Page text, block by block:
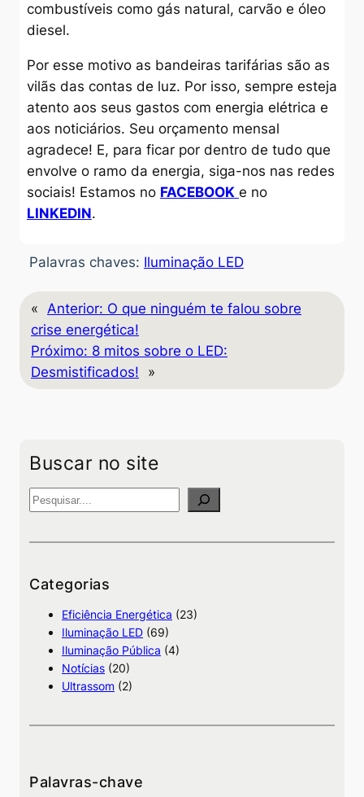
combustíveis como gás natural, carvão e óleo
diesel.
Por esse motivo as bandeiras tarifárias são as
vilãs das contas de luz. Por isso, sempre esteja
atento aos seus gastos com energia elétrica e
aos noticiários. Seu orçamento mensal
agradece! E, para ficar por dentro de tudo que
envolve o ramo da energia, siga-nos nas redes
sociais! Estamos no FACEBOOK e no
LINKEDIN.
Palavras chaves: Iluminação LED
« Anterior: O que ninguém te falou sobre
crise energética!
Próximo: 8 mitos sobre o LED:
Desmistificados!
»
Buscar no site
P
s
u
Categorias
Eficiência Energética (23)
Iluminação LED (69)
Iluminação Pública (4)
Notícias (20)
Ultrassom (2)
Palavras-chave